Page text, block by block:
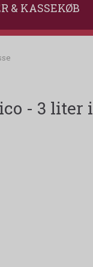
& KASSEKØB
- 3 liter i